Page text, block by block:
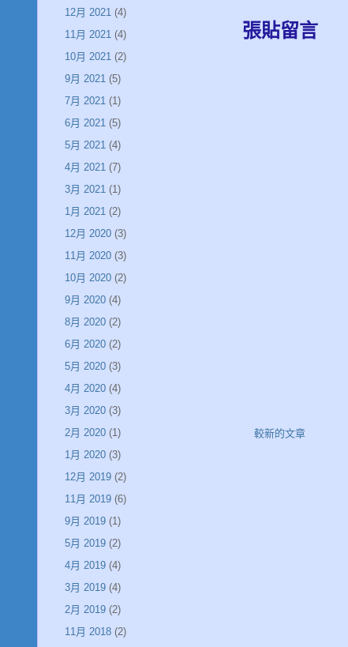
張貼留言
較新的文章
12月 2021 (4)
11月 2021 (4)
10月 2021 (2)
9月 2021 (5)
7月 2021 (1)
6月 2021 (5)
5月 2021 (4)
4月 2021 (7)
3月 2021 (1)
1月 2021 (2)
12月 2020 (3)
11月 2020 (3)
10月 2020 (2)
9月 2020 (4)
8月 2020 (2)
6月 2020 (2)
5月 2020 (3)
4月 2020 (4)
3月 2020 (3)
2月 2020 (1)
1月 2020 (3)
12月 2019 (2)
11月 2019 (6)
9月 2019 (1)
5月 2019 (2)
4月 2019 (4)
3月 2019 (4)
2月 2019 (2)
11月 2018 (2)